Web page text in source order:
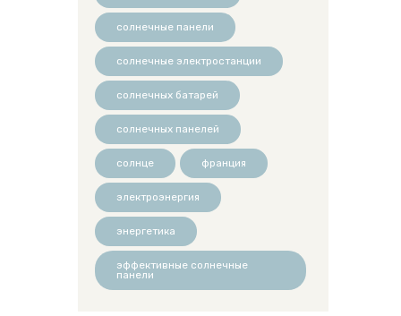
солнечные панели
солнечные электростанции
солнечных батарей
солнечных панелей
солнце франция
электроэнергия
энергетика
эффективные солнечные
панели